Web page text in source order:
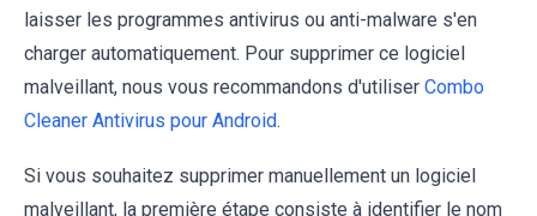
laisser les programmes antivirus ou anti-malware s'en
charger automatiquement. Pour supprimer ce logiciel
malveillant, nous vous recommandons d'utiliser Combo
Cleaner Antivirus pour Android.
Si vous souhaitez supprimer manuellement un logiciel
malveillant, la première étape consiste à identifier le nom